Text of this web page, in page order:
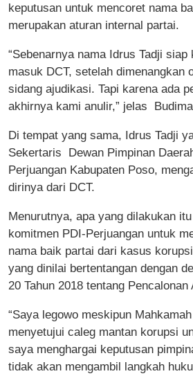
keputusan untuk mencoret nama
merupakan aturan internal partai.
“Sebenarnya nama Idrus Tadji
masuk DCT, setelah dimenangkan
sidang ajudikasi. Tapi karena ada
akhirnya kami anulir,” jelas
Di tempat yang sama, Idrus Tadji
Sekertaris Dewan Pimpinan
Perjuangan Kabupaten Poso,
dirinya dari DCT.
Menurutnya, apa yang dilakukan
komitmen PDI-Perjuangan untuk
nama baik partai dari kasus
yang dinilai bertentangan dengan
20 Tahun 2018 tentang Pencalonan
“Saya legowo meskipun
menyetujui caleg mantan korupsi
saya menghargai keputusan
tidak akan mengambil langkah